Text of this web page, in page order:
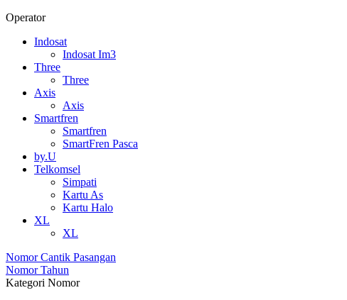
Operator
Indosat
Indosat Im3
Three
Three
Axis
Axis
Smartfren
Smartfren
SmartFren Pasca
by.U
Telkomsel
Simpati
Kartu As
Kartu Halo
XL
XL
Nomor Cantik Pasangan
Nomor Tahun
Kategori Nomor